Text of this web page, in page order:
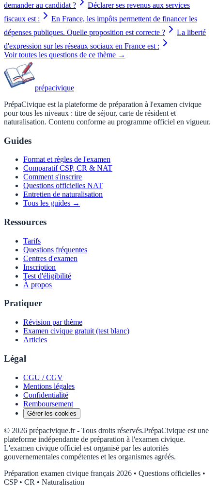
demander au candidat ?
Déclarer ses revenus aux services
fiscaux est :
En France, les impôts permettent de financer les
dépenses publiques. Quelle proposition est correcte ?
La liberté
d'expression sur les réseaux sociaux en France est :
Voir toutes les questions de ce thème →
prépacivique
PrépaCivique est la plateforme de préparation à l'examen civique
pour tous les niveaux : titre de séjour, carte de résident et
naturalisation. Contenu conforme au programme officiel en vigueur.
Guides
Format et règles de l'examen
Comparatif CSP, CR & NAT
Comment s'inscrire
Questions officielles NAT
Entretien de naturalisation
Tous les guides →
Ressources
Tarifs
Questions fréquentes
Centres d'examen
Inscription
Test d'éligibilité
À propos
Pratiquer
Révision par thème
Examen civique gratuit (test blanc)
Articles
Légal
CGU / CGV
Mentions légales
Confidentialité
Remboursement
Gérer les cookies
© 2026 prépacivique.fr - Tous droits réservés.PrépaCivique est une
plateforme indépendante de préparation à l'examen civique.
L'examen civique officiel est organisé par les autorités
gouvernementales compétentes et les organismes agréés.
Préparation examen civique français 2026 • Questions officielles •
CSP • CR • Naturalisation